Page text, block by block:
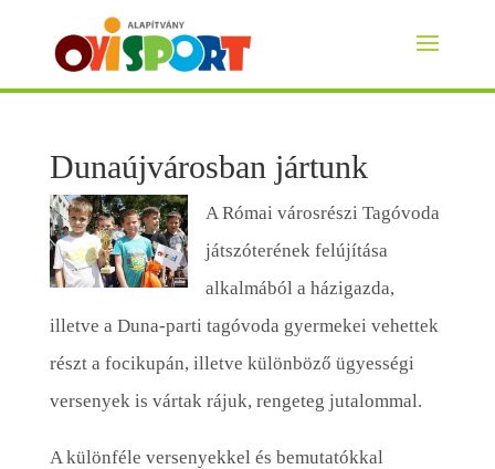
Dunaújvárosban jártunk
A Római városrészi Tagóvoda
játszóterének felújítása
alkalmából a házigazda,
illetve a Duna-parti tagóvoda gyermekei vehettek
részt a focikupán, illetve különböző ügyességi
versenyek is vártak rájuk, rengeteg jutalommal.
A különféle versenyekkel és bemutatókkal